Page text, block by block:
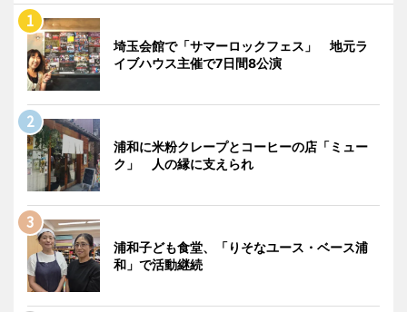
埼玉会館で「サマーロックフェス」 地元ラ
イブハウス主催で7日間8公演
浦和に米粉クレープとコーヒーの店「ミュー
ク」 人の縁に支えられ
浦和子ども食堂、「りそなユース・ベース浦
和」で活動継続